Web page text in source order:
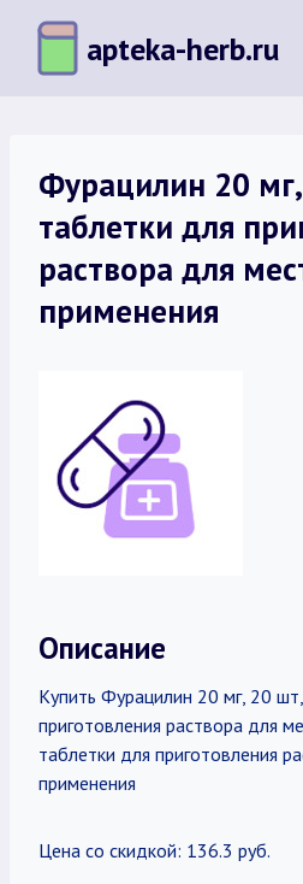
Перейти
содержимому
apteka-herb.ru
Фурацилин 20
таблетки для
раствора для
применения
Описание
Купить Фурацилин 20 мг, 20
приготовления раствора для
таблетки для приготовления
применения
Цена со скидкой: 136.3 руб.